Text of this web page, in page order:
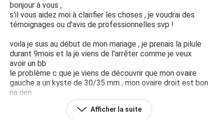
bonjour à vous ,
s'il vous aidez moi à clarifier les choses , je voudrai des
témoignages ou d'avis de professionnelles svp !
voila je suis au début de mon mariage , je prenais la pilule
durant 9mois et la je viens de l'arrêter comme je veux
avoir un bb
le problème c que je viens de découvrir que mon ovaire
gauche a un kyste de 30/35 mm , mon ovaire droit est bon
na rien
le médecin me dit ça peut bloquer un peut 50% des
chances de tomber enceinteAfficher la suite